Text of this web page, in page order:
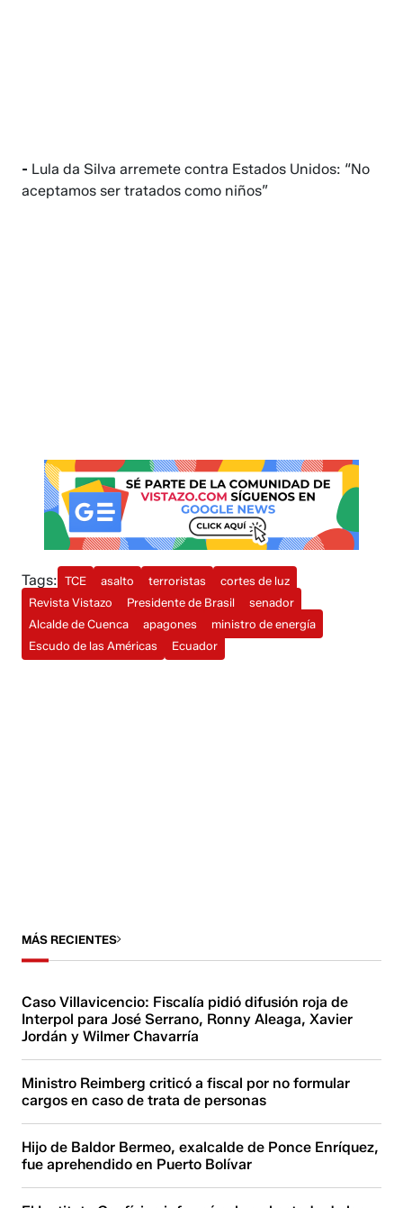
- Lula da Silva arremete contra Estados Unidos: “No
aceptamos ser tratados como niños”
Tags: TCE asalto terroristas
cortes de luz
Revista Vistazo
Presidente de Brasil
senador
Alcalde de Cuenca
apagones
ministro de energía
Escudo de las Américas
Ecuador
MÁS RECIENTES
Caso Villavicencio: Fiscalía pidió difusión roja de
Interpol para José Serrano, Ronny Aleaga, Xavier
Jordán y Wilmer Chavarría
Ministro Reimberg criticó a fiscal por no formular
cargos en caso de trata de personas
Hijo de Baldor Bermeo, exalcalde de Ponce Enríquez,
fue aprehendido en Puerto Bolívar